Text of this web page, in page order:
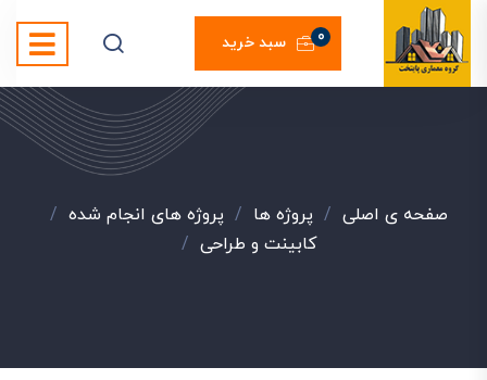
سبد خرید 0
صفحه ی اصلی / پروژه ها / پروژه های انجام شده /
کابینت و طراحی /